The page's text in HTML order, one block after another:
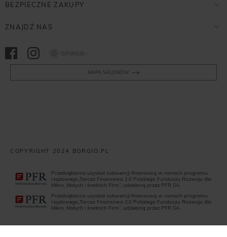
BEZPIECZNE ZAKUPY
ZNAJDŹ NAS
MAPA SALONÓW
COPYRIGHT 2024 BORGIO.PL
Przedsiębiorca uzyskał subwencji finansową w ramach programu
rządowego„Tarcza Finansowa 1.0 Polskiego Funduszu Rozwoju dla
Mikro, Małych i średnich Firm”, udzieloną przez PFR SA.
Przedsiębiorca uzyskał subwencji finansową w ramach programu
rządowego„Tarcza Finansowa 2.0 Polskiego Funduszu Rozwoju dla
Mikro, Małych i średnich Firm”, udzieloną przez PFR SA.